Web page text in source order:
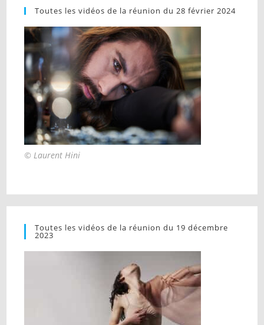
Toutes les vidéos de la réunion du 28 février 2024
© Laurent Hini
Toutes les vidéos de la réunion du 19 décembre
2023